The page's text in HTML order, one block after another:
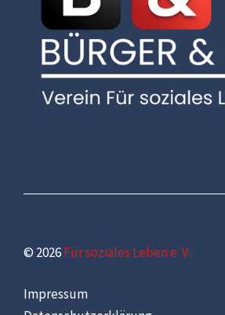
© 2026Für soziales Leben e. V.
Impressum